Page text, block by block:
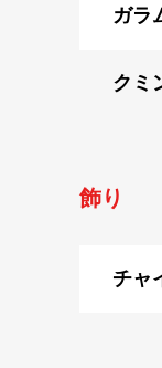
ガラ
クミ
飾り
チャ